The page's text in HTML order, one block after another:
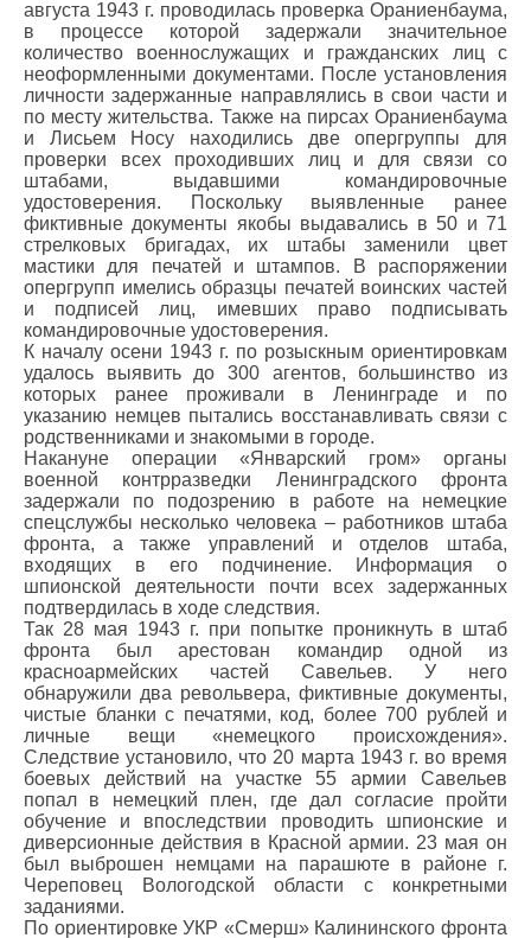
августа 1943 г. проводилась проверка Ораниенбаума,
в процессе которой задержали значительное
количество военнослужащих и гражданских лиц с
неоформленными документами. После установления
личности задержанные направлялись в свои части и
по месту жительства. Также на пирсах Ораниенбаума
и Лисьем Носу находились две опергруппы для
проверки всех проходивших лиц и для связи со
штабами, выдавшими командировочные
удостоверения. Поскольку выявленные ранее
фиктивные документы якобы выдавались в 50 и 71
стрелковых бригадах, их штабы заменили цвет
мастики для печатей и штампов. В распоряжении
опергрупп имелись образцы печатей воинских частей
и подписей лиц, имевших право подписывать
командировочные удостоверения.
К началу осени 1943 г. по розыскным ориентировкам
удалось выявить до 300 агентов, большинство из
которых ранее проживали в Ленинграде и по
указанию немцев пытались восстанавливать связи с
родственниками и знакомыми в городе.
Накануне операции «Январский гром» органы
военной контрразведки Ленинградского фронта
задержали по подозрению в работе на немецкие
спецслужбы несколько человека – работников штаба
фронта, а также управлений и отделов штаба,
входящих в его подчинение. Информация о
шпионской деятельности почти всех задержанных
подтвердилась в ходе следствия.
Так 28 мая 1943 г. при попытке проникнуть в штаб
фронта был арестован командир одной из
красноармейских частей Савельев. У него
обнаружили два револьвера, фиктивные документы,
чистые бланки с печатями, код, более 700 рублей и
личные вещи «немецкого происхождения».
Следствие установило, что 20 марта 1943 г. во время
боевых действий на участке 55 армии Савельев
попал в немецкий плен, где дал согласие пройти
обучение и впоследствии проводить шпионские и
диверсионные действия в Красной армии. 23 мая он
был выброшен немцами на парашюте в районе г.
Череповец Вологодской области с конкретными
заданиями.
По ориентировке УКР «Смерш» Калининского фронта